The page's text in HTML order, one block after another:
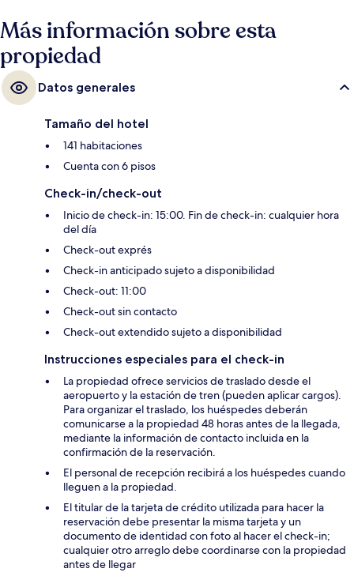
Más información sobre esta
propiedad
Datos generales
Tamaño del hotel
141 habitaciones
Cuenta con 6 pisos
Check-in/check-out
Inicio de check-in: 15:00. Fin de check-in: cualquier hora
del día
Check-out exprés
Check-in anticipado sujeto a disponibilidad
Check-out: 11:00
Check-out sin contacto
Check-out extendido sujeto a disponibilidad
Instrucciones especiales para el check-in
La propiedad ofrece servicios de traslado desde el
aeropuerto y la estación de tren (pueden aplicar cargos).
Para organizar el traslado, los huéspedes deberán
comunicarse a la propiedad 48 horas antes de la llegada,
mediante la información de contacto incluida en la
confirmación de la reservación.
El personal de recepción recibirá a los huéspedes cuando
lleguen a la propiedad.
El titular de la tarjeta de crédito utilizada para hacer la
reservación debe presentar la misma tarjeta y un
documento de identidad con foto al hacer el check-in;
cualquier otro arreglo debe coordinarse con la propiedad
antes de llegar